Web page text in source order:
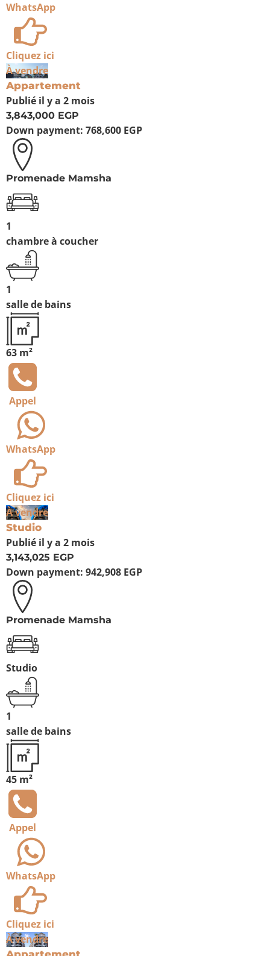
WhatsApp
Cliquez ici
À vendre
Appartement
Publié il y a 2 mois
3,843,000 EGP
Down payment: 768,600 EGP
Promenade Mamsha
1
chambre à coucher
1
salle de bains
63 m²
Appel
WhatsApp
Cliquez ici
À vendre
Studio
Publié il y a 2 mois
3,143,025 EGP
Down payment: 942,908 EGP
Promenade Mamsha
Studio
1
salle de bains
45 m²
Appel
WhatsApp
Cliquez ici
À vendre